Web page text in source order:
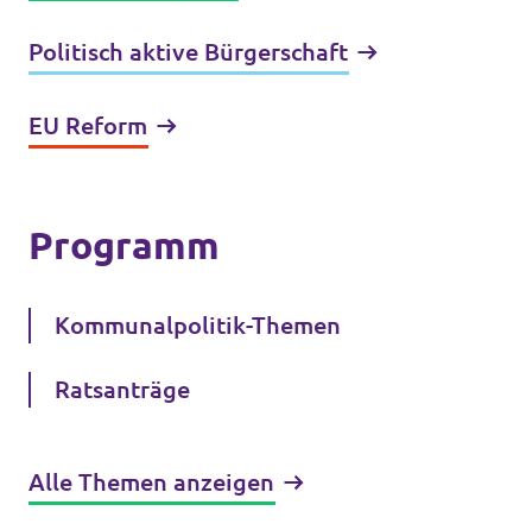
Politisch aktive Bürgerschaft
EU Reform
Programm
Kommunalpolitik-Themen
Ratsanträge
Alle Themen anzeigen